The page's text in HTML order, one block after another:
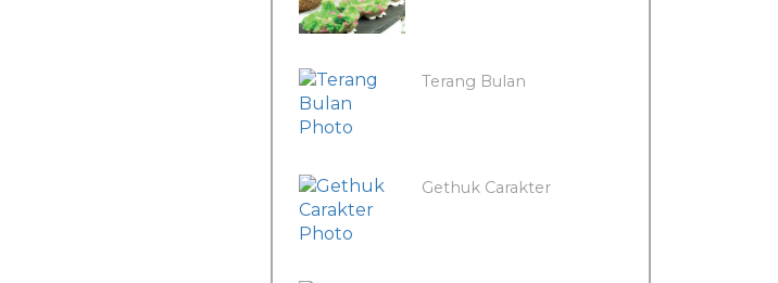
Terang Bulan
Gethuk Carakter